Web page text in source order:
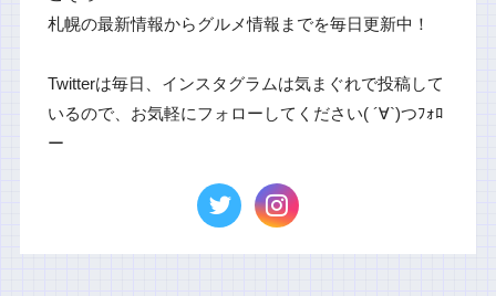
札幌の最新情報からグルメ情報までを毎日更新中！
Twitterは毎日、インスタグラムは気まぐれで投稿して
いるので、お気軽にフォローしてください( ´∀`)つﾌｫﾛ
ー